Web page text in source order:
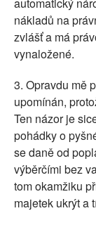
automatický
nákladů na
zvlášť a má
vynaložené.
3. Opravdu mě
upomínán,
Ten názor je
pohádky o
se daně od
výběrčími bez
tom okamžiku
majetek ukrýt a